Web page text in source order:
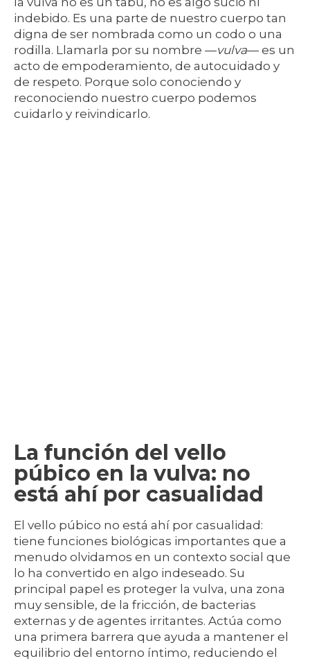
indebido. Es una parte de nuestro cuerpo tan
digna de ser nombrada como un codo o una
rodilla. Llamarla por su nombre —vulva— es un
acto de empoderamiento, de autocuidado y
de respeto. Porque solo conociendo y
reconociendo nuestro cuerpo podemos
cuidarlo y reivindicarlo.
La función del vello
púbico en la vulva: no
está ahí por casualidad
El vello púbico no está ahí por casualidad:
tiene funciones biológicas importantes que a
menudo olvidamos en un contexto social que
lo ha convertido en algo indeseado. Su
principal papel es proteger la vulva, una zona
muy sensible, de la fricción, de bacterias
externas y de agentes irritantes. Actúa como
una primera barrera que ayuda a mantener el
equilibrio del entorno íntimo, reduciendo el